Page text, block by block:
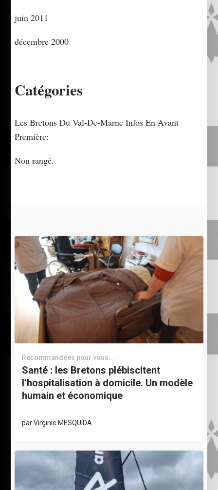
juin 2011
décembre 2000
Catégories
Les Bretons Du Val-De-Marne Infos En Avant
Première:
Non rangé.
Recommandées pour vous...
Santé : les Bretons plébiscitent
l’hospitalisation à domicile. Un modèle
humain et économique
parVirginie MESQUIDA